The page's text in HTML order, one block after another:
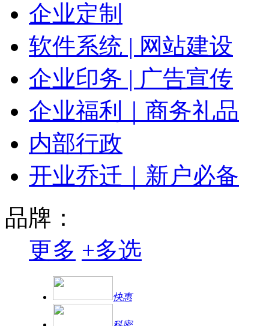
企业定制
软件系统 | 网站建设
企业印务 | 广告宣传
企业福利｜商务礼品
内部行政
开业乔迁｜新户必备
品牌：
更多 +多选
快惠